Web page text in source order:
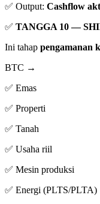
✅ Output: Cashflow
✅ TANGGA 10 —
Ini tahap pengamanan
BTC →
✅ Emas
✅ Properti
✅ Tanah
✅ Usaha riil
✅ Mesin produksi
✅ Energi (PLTS/PLTA)